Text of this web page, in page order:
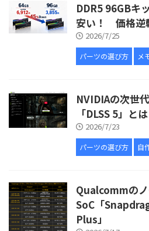
DDR5 96GBキ
安い！ 価格逆
2026/7/25
パーツの選び方 メ
NVIDIAの次世
「DLSS 5」とは
2026/7/23
パーツの選び方 自
Qualcommの
SoC「
Plus」